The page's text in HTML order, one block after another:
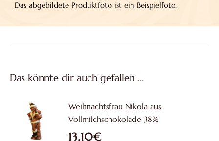
Das abgebildete Produktfoto ist ein Beispielfoto.
Das könnte dir auch gefallen …
Weihnachtsfrau Nikola aus
Vollmilchschokolade 38%
13,10€